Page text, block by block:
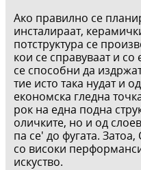
Ако правилно се
инсталираат,
потструктура се
кои се справуваат и со
се способни да
тие исто така нудат и
економска гледна
рок на една подна
оличките, но и од
па се' до фугата.
со високи
искуство.